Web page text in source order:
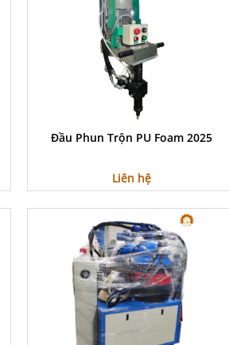
Đầu Phun Trộn PU Foam 2025
Liên hệ